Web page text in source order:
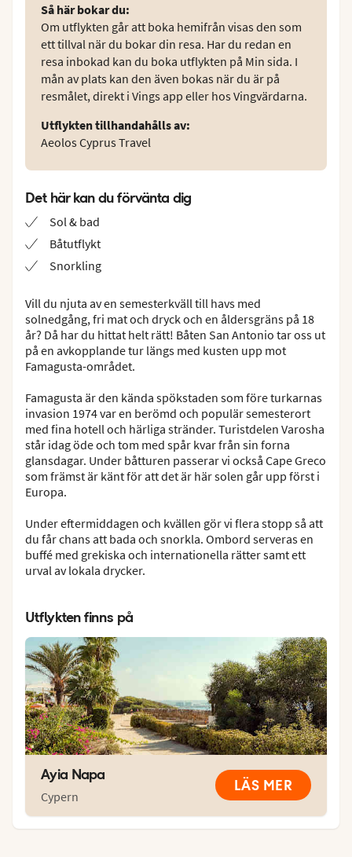
Så här bokar du:
Om utflykten går att boka hemifrån visas den som
ett tillval när du bokar din resa. Har du redan en
resa inbokad kan du boka utflykten på Min sida. I
mån av plats kan den även bokas när du är på
resmålet, direkt i Vings app eller hos Vingvärdarna.
Utflykten tillhandahålls av:
Aeolos Cyprus Travel
Vill du njuta av en semesterkväll till havs med
solnedgång, fri mat och dryck och en åldersgräns på 18
år? Då har du hittat helt rätt! Båten San Antonio tar oss ut
på en avkopplande tur längs med kusten upp mot
Famagusta-området.
Famagusta är den kända spökstaden som före turkarnas
invasion 1974 var en berömd och populär semesterort
med fina hotell och härliga stränder. Turistdelen Varosha
står idag öde och tom med spår kvar från sin forna
glansdagar. Under båtturen passerar vi också Cape Greco
som främst är känt för att det är här solen går upp först i
Europa.
Under eftermiddagen och kvällen gör vi flera stopp så att
du får chans att bada och snorkla. Ombord serveras en
buffé med grekiska och internationella rätter samt ett
urval av lokala drycker.
Det här kan du förvänta dig
Sol & bad
Båtutflykt
Snorkling
Utflykten finns på
Ayia Napa
Cypern
LÄS MER